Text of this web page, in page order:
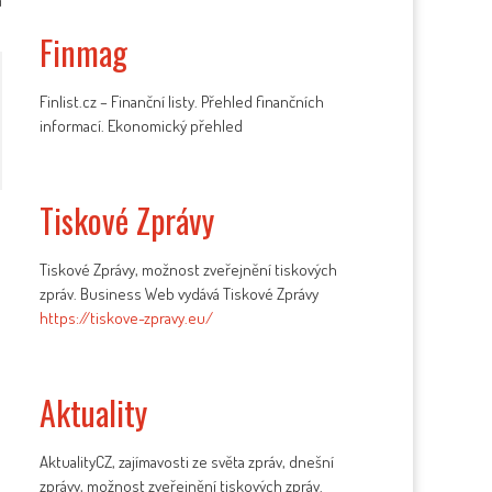
Finmag
Finlist.cz – Finanční listy. Přehled finančních
informací. Ekonomický přehled
Tiskové Zprávy
Tiskové Zprávy, možnost zveřejnění tiskových
zpráv. Business Web vydává Tiskové Zprávy
https://tiskove-zpravy.eu/
Aktuality
AktualityCZ, zajímavosti ze světa zpráv, dnešní
zprávy, možnost zveřejnění tiskových zpráv.